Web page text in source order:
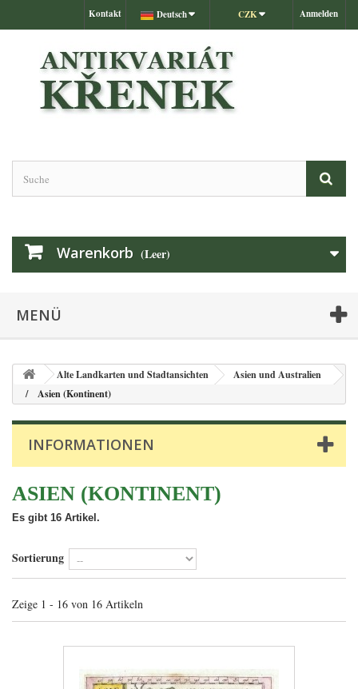
Anmelden
CZK
Deutsch
Kontakt
Warenkorb (Leer)
MENÜ
Alte Landkarten und Stadtansichten
Asien und Australien
Asien (Kontinent)
INFORMATIONEN
ASIEN (KONTINENT)
Es gibt 16 Artikel.
Sortierung
Zeige 1 - 16 von 16 Artikeln